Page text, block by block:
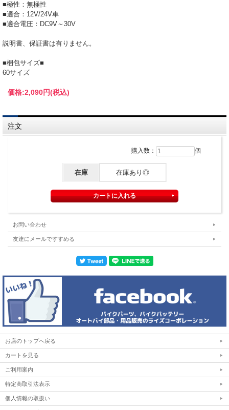
■極性：無極性
■適合：12V/24V車
■適合電圧：DC9V～30V
説明書、保証書は有りません。
■梱包サイズ■
60サイズ
価格:2,090円(税込)
注文
購入数： 個
在庫 在庫あり◎
お問い合わせ
友達にメールですすめる
お店のトップへ戻る
カートを見る
ご利用案内
特定商取引法表示
個人情報の取扱い